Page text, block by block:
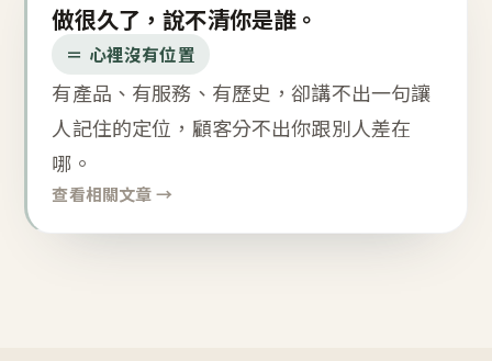
做很久了，說不清你是誰。
＝ 心裡沒有位置
有產品、有服務、有歷史，卻講不出一句讓
人記住的定位，顧客分不出你跟別人差在
哪。
查看相關文章 →